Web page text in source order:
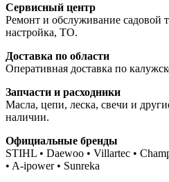
Сервисный центр
Ремонт и обслуживание садовой
настройка, ТО.
Доставка по области
Оперативная доставка по
Запчасти и расходники
Масла, цепи, леска, свечи и
наличии.
Официальные бренды
STIHL • Daewoo • Villartec •
• A-ipower • Sunreka